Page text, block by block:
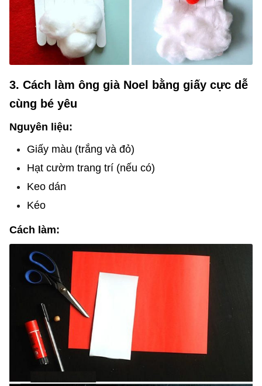
3. Cách làm ông già Noel bằng giấy cực dễ
cùng bé yêu
Nguyên liệu:
Giấy màu (trắng và đỏ)
Hạt cườm trang trí (nếu có)
Keo dán
Kéo
Cách làm: